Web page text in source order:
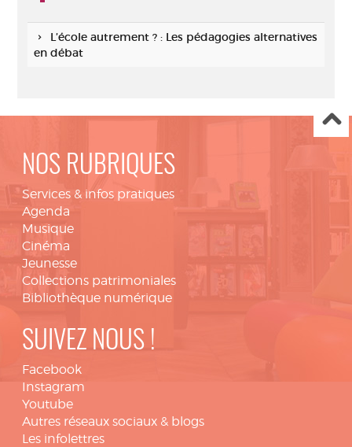
L’école autrement ? : Les pédagogies alternatives
en débat
NOS RUBRIQUES
Services & infos pratiques
Agenda
Musique
Cinéma
Jeunesse
Collections patrimoniales
Bibliothèque numérique
SUIVEZ NOUS !
Facebook
Instagram
Youtube
Autres réseaux sociaux & blogs
Les infolettres